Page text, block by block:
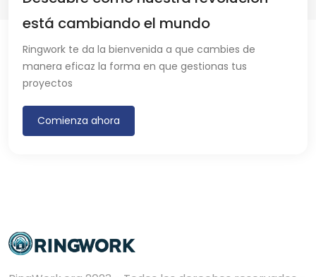
está cambiando el mundo
Ringwork te da la bienvenida a que cambies de
manera eficaz la forma en que gestionas tus
proyectos
Comienza ahora